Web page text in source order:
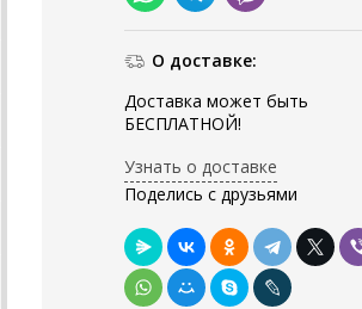
О доставке:
Доставка может быть
БЕСПЛАТНОЙ!
Узнать о доставке
Поделись с друзьями